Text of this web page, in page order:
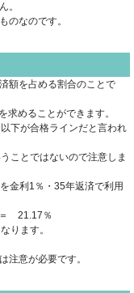
。
のなのです。
額を占める割合のことで
求めることができます。
下が合格ラインだと言われ
ことではないので注意しま
金利1％・35年返済で利用
21.17％
ります。
注意が必要です。